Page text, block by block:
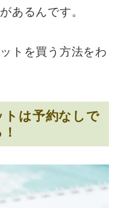
あるんです。
トを買う方法をわ
トは予約なしで